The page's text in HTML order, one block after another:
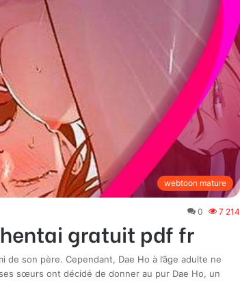
webtoon mature
0 7 214
gratuit pdf fr
de son père. Cependant, Dae Ho à l’âge adulte ne
sœurs ont décidé de donner au pur Dae Ho, un